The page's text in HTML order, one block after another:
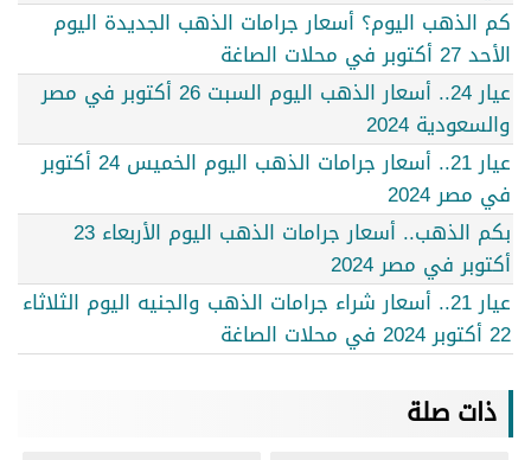
كم الذهب اليوم؟ أسعار جرامات الذهب الجديدة اليوم
الأحد 27 أكتوبر في محلات الصاغة
عيار 24.. أسعار الذهب اليوم السبت 26 أكتوبر في مصر
والسعودية 2024
عيار 21.. أسعار جرامات الذهب اليوم الخميس 24 أكتوبر
في مصر 2024
بكم الذهب.. أسعار جرامات الذهب اليوم الأربعاء 23
أكتوبر في مصر 2024
عيار 21.. أسعار شراء جرامات الذهب والجنيه اليوم الثلاثاء
22 أكتوبر 2024 في محلات الصاغة
ذات صلة